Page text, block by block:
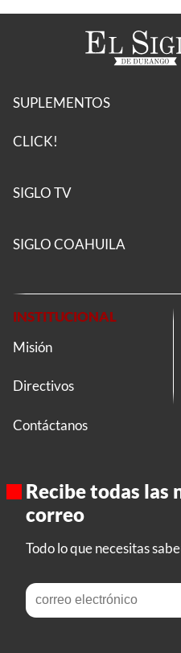
SUPLEMENTOS
CLICK!
SIGLO TV
SIGLO COAHUILA
INSTITUCIONAL
Misión
Directivos
Contáctanos
Recibe todas las
correo
Todo lo que necesitas